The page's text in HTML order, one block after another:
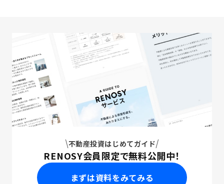
不動産投資はじめてガイド
RENOSY会員限定で無料公開中！
まずは資料をみてみる